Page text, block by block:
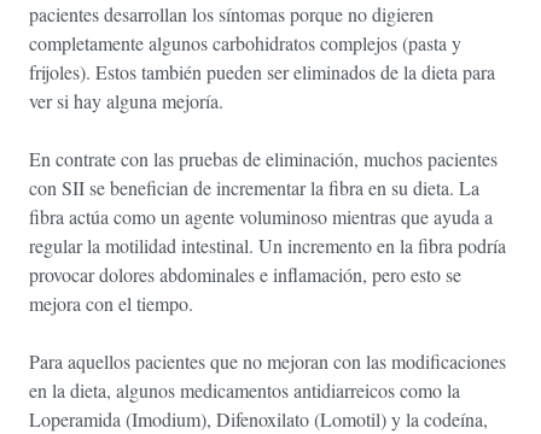
pacientes desarrollan los síntomas porque no digieren
completamente algunos carbohidratos complejos (pasta y
frijoles). Estos también pueden ser eliminados de la dieta para
ver si hay alguna mejoría.
En contrate con las pruebas de eliminación, muchos pacientes
con SII se benefician de incrementar la fibra en su dieta. La
fibra actúa como un agente voluminoso mientras que ayuda a
regular la motilidad intestinal. Un incremento en la fibra podría
provocar dolores abdominales e inflamación, pero esto se
mejora con el tiempo.
Para aquellos pacientes que no mejoran con las modificaciones
en la dieta, algunos medicamentos antidiarreicos como la
Loperamida (Imodium), Difenoxilato (Lomotil) y la codeína,